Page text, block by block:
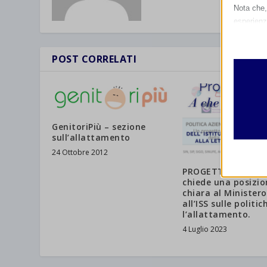
POST CORRELATI
GenitoriPiù – sezione
sull’allattamento
24 Ottobre 2012
PROGETTO PAA:
chiede una
chiara al
all’ISS sulle
l’allattamento.
4 Luglio 2023
Nota
wp-
I
_ga
_ga_*
Altri